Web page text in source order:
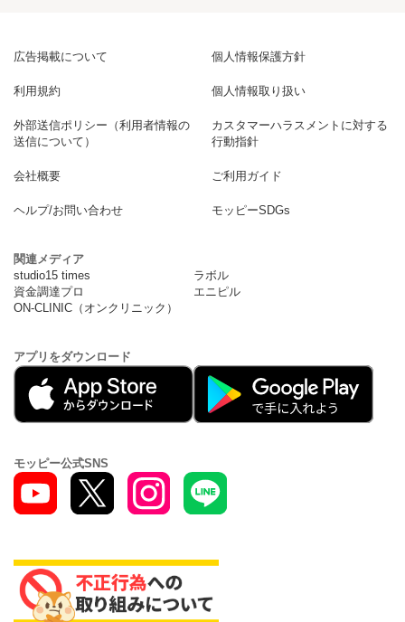
広告掲載について 個人情報保護方針
利用規約 個人情報取り扱い
外部送信ポリシー（利用者情報の
送信について）
カスタマーハラスメントに対する
行動指針
会社概要 ご利用ガイド
ヘルプ/お問い合わせ モッピーSDGs
関連メディア
studio15 times
ラボル
資金調達プロ
エニピル
ON-CLINIC（オンクリニック）
アプリをダウンロード
モッピー公式SNS